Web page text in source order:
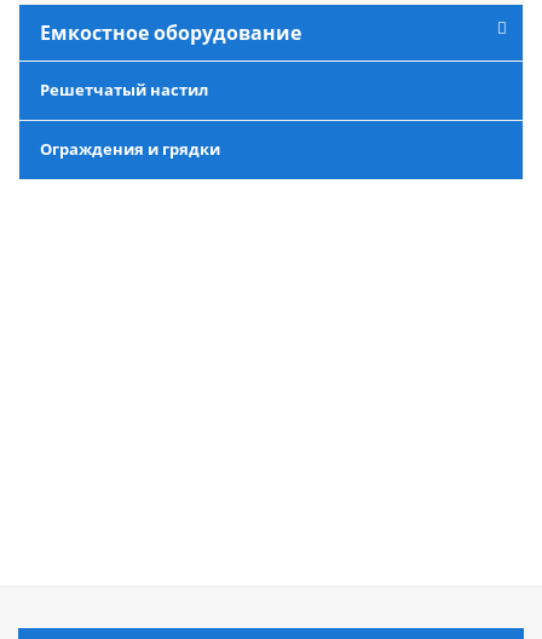
Емкостное оборудование
Решетчатый настил
Ограждения и грядки